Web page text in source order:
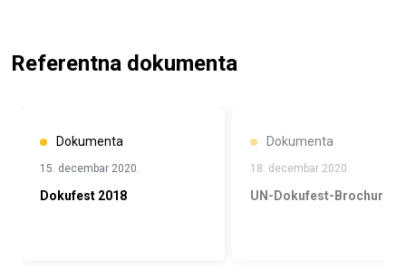
Referentna dokumenta
Dokumenta
15. decembar 2020.
Dokufest 2018
Dokumenta
18. decembar 2020.
UN-Dokufest-